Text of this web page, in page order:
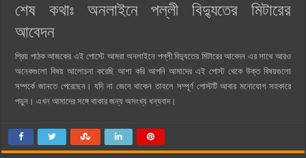
শেষ কথাঃ অনলাইনে পল্লী বিদ্যুতের মিটারের
আবেদন
প্রিয় পাঠক আজকের এই পোস্টে আমরা অনলাইনে পল্লী বিদ্যুতের মিটারের আবেদন এর সাথে আরও
অনেকগুলো বিষয় আলোচনা করেছি আশা করি আপনি আমাদের এই পোস্ট থেকে উক্ত বিষয়গুলো
সম্পর্কে জানতে পেরেছেন। যদি না জেনে থাকেন তাহলে সম্পূর্ণ পোস্টটি আবার মনোযোগ সহকারে
পড়ুন। এখন আমাদের সঙ্গে থাকার জন্য অসংখ্য ধন্যবাদ।